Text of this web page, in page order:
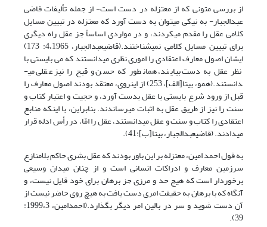
از بررسی متونی که از معتزله در دست است- از جمله تألیفات قاضی
عبدالجبار- به نیکی می­توان به دست آورد که معتزله در تبیین مسایل
کلامی عقل را مقدم می‏کردند، و در مواردی اساساً جز عقل راه دیگری
برای تبیین مسایل کلامی نمی‏شناختند.(قاضی‏عبدالجبار، 1965،‏4: 173)
ایشان اصول معارف اعتقادی را اموری نظری می­دانستند که می بایستی با
نظر عقل به دست بیایند، همان­طور که حسن و قبح را نیز عقلی می­
دانستند.(همو، بی‏تا[الف]، 253) از این­روی، معتقد بودند اصول معارف را
قبل از ورود شرع بایستی با عقل بدست آورد، و حجیت و اعتبار کتاب و
سنت را نیز از طریق عقل به اثبات می­رساندند. بنابراین، با این­که منابع
اعتقادی را کتاب و سنت و عقل می­دانستند، عقل را امّا، در رأس ادله قرار
می‏دادند. (قاضی‏عبدالجبار، بی‏تا[ب]:41).
به قول احمد امین، معتزله بر این باور بودند که عقل بشری حاکم بلامنازع
سرزمین معارف و ادراکات انسانی است و از چنان میدان وسیعی
برخوردار است که هیچ حد و مرزی جز برهان برای خود قایل نیست، و
آنگاه که با برهان به حقیقت امری دست یافت به هیچ روی حاضر نیست از
آن دست شوید و سر در بالین امر دیگر بگذارد.(احمدامین، 1999،3:
39).